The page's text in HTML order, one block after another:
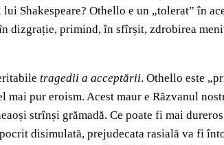
Shakespeare? Othello e un „tolerat” în
dizgrație, primind, în sfîrșit, zdrobirea
tragedii a acceptării. Othello este
mai pur eroism. Acest maur e Răzvanul
strînși grămadă. Ce poate fi mai
disimulată, prejudecata rasială va fi